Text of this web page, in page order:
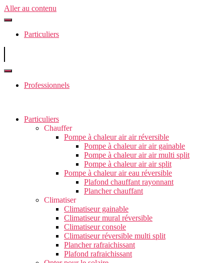
Aller au contenu
Particuliers
Professionnels
Particuliers
Chauffer
Pompe à chaleur air air réversible
Pompe à chaleur air air gainable
Pompe à chaleur air air multi split
Pompe à chaleur air air split
Pompe à chaleur air eau réversible
Plafond chauffant rayonnant
Plancher chauffant
Climatiser
Climatiseur gainable
Climatiseur mural réversible
Climatiseur console
Climatiseur réversible multi split
Plancher rafraichissant
Plafond rafraichissant